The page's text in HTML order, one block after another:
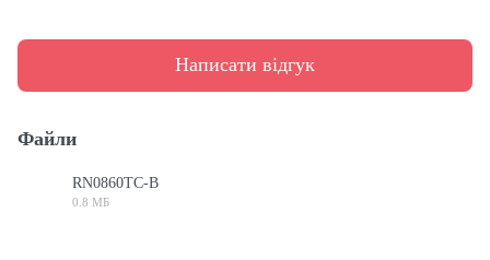
Написати відгук
Файли
RN0860TC-B
0.8 МБ